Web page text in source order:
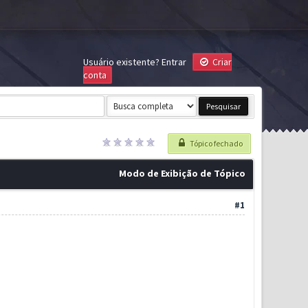
Usuário existente? Entrar
Criar
conta
Tópico fechado
Modo de Exibição de Tópico
#1